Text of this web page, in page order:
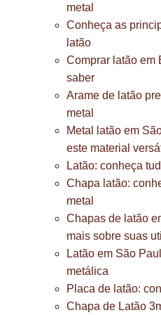
metal
Conheça as
latão
Comprar latão em
saber
Arame de latão
metal
Metal latão em
este material
Latão: conheça
Chapa latão:
metal
Chapas de latão
mais sobre suas
Latão em São
metálica
Placa de latão:
Chapa de Latão